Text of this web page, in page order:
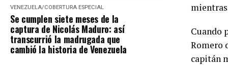
VENEZUELA/COBERTURA ESPECIAL
Se cumplen siete meses de la
captura de Nicolás Maduro: así
transcurrió la madrugada que
cambió la historia de Venezuela
Cuando
Romero
capitán